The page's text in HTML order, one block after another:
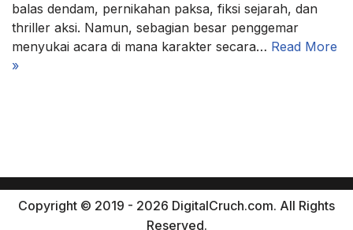
balas dendam, pernikahan paksa, fiksi sejarah, dan
thriller aksi. Namun, sebagian besar penggemar
menyukai acara di mana karakter secara… Read More
»
Copyright © 2019 - 2026 DigitalCruch.com. All Rights
Reserved.